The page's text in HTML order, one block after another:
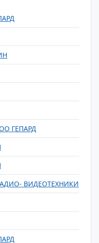
ГЕПАРД
ВИДЕОТЕХНИКИ